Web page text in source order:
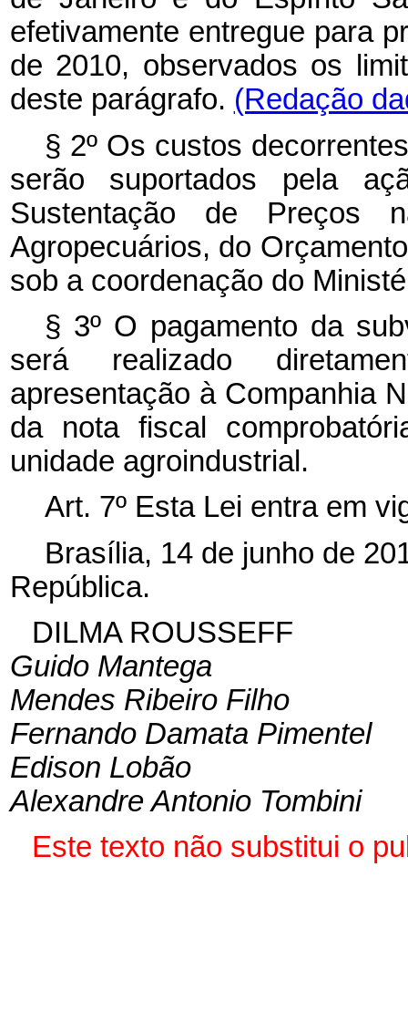
efetivamente entregue para
de 2010, observados os
deste parágrafo. (Redação
§ 2º Os custos
serão suportados pela
Sustentação de Preços
Agropecuários, do
sob a coordenação do
§ 3º O pagamento da
será realizado
apresentação à Companhia
da nota fiscal
unidade agroindustrial.
Art. 7º Esta Lei entra em
Brasília, 14 de junho de
República.
DILMA ROUSSEFF
Guido Mantega
Mendes Ribeiro Filho
Fernando Damata Pimentel
Edison Lobão
Alexandre Antonio Tombini
Este texto não substitui o